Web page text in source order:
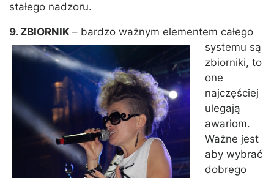
stałego nadzoru.
9. ZBIORNIK – bardzo ważnym elementem całego
systemu są
zbiorniki, to
one
najczęściej
ulegają
awariom.
Ważne jest
aby wybrać
dobrego